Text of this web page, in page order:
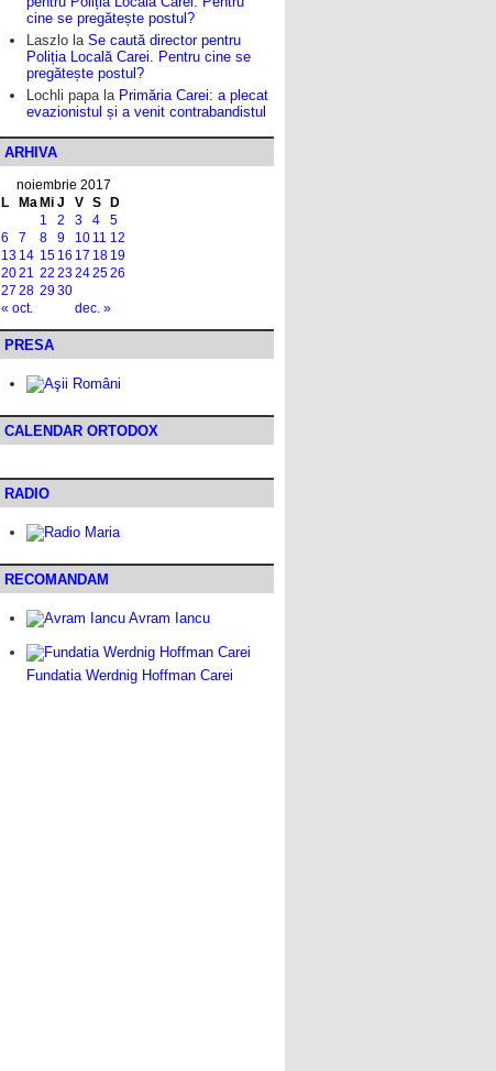
cine se pregătește postul?
Laszlo la Se caută director pentru
Poliția Locală Carei. Pentru cine se
pregătește postul?
Lochli papala Primăria Carei: a plecat
evazionistul și a venit contrabandistul
ARHIVA
noiembrie 2017
L
Ma Mi J V S D
« oct. dec. »
1 2 3 4
5
6
7 8 9 10 11 12
13 14 15 16 17 18 19
2021 22 23242526
27 28 2930
PRESA
CALENDAR ORTODOX
RADIO
RECOMANDAM
Avram Iancu
Fundatia Werdnig Hoffman Carei